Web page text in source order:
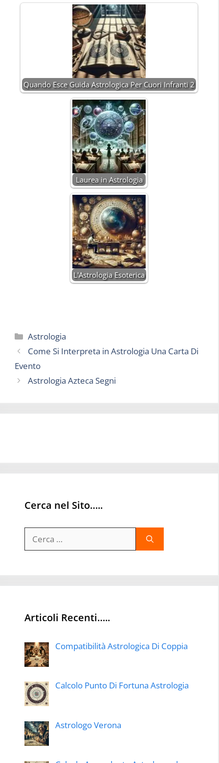
Quando Esce Guida Astrologica Per Cuori Infranti 2
Laurea in Astrologia
L'Astrologia Esoterica
Categorie
Astrologia
Come Si Interpreta in Astrologia Una Carta Di
Evento
Astrologia Azteca Segni
Cerca nel Sito…..
per:
Articoli Recenti…..
Compatibilità Astrologica Di Coppia
Calcolo Punto Di Fortuna Astrologia
Astrologo Verona